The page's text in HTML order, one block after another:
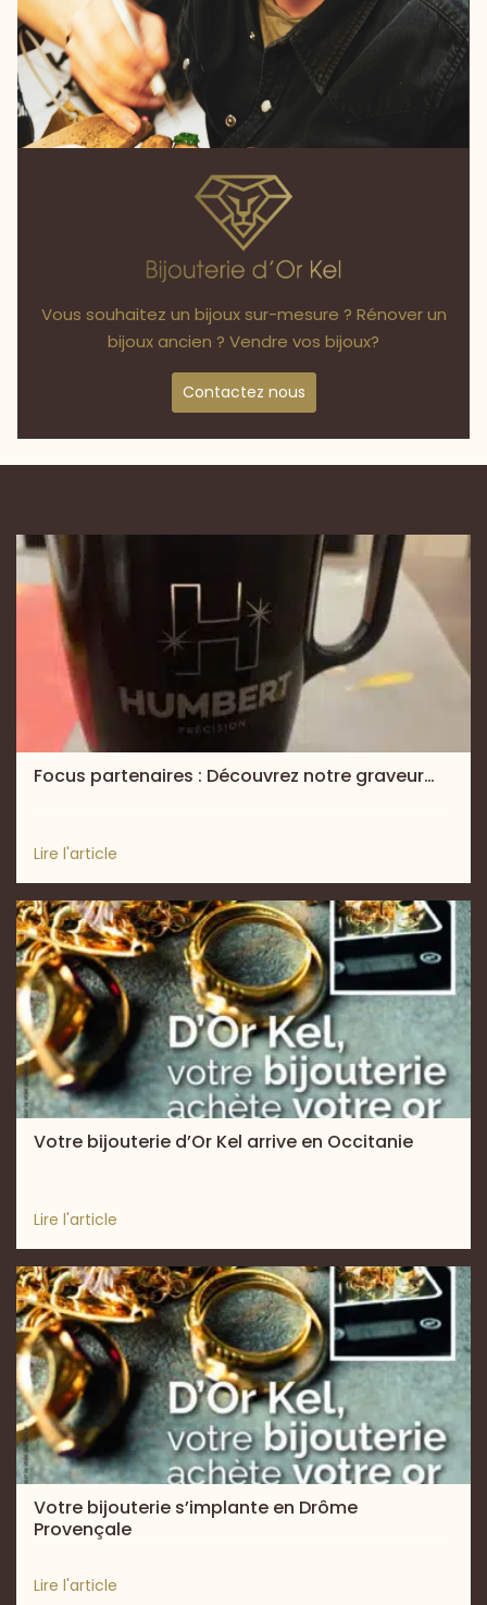
Vous souhaitez un bijoux sur-mesure ? Rénover un
bijoux ancien ? Vendre vos bijoux?
Contactez nous
Focus partenaires : Découvrez notre graveur…
Lire l'article
Votre bijouterie d’Or Kel arrive en Occitanie
Lire l'article
Votre bijouterie s’implante en Drôme
Provençale
Lire l'article